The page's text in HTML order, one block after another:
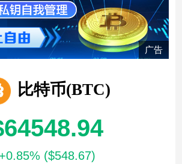
广告
比特币(BTC)
+0.85% ($548.67)